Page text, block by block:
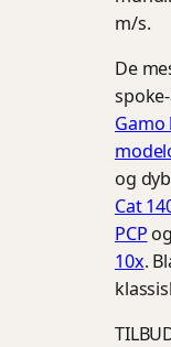
m/s.
De
og
Cat
PCP og
10x.